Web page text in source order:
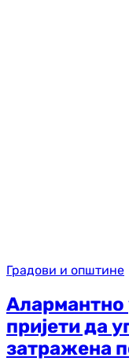
Градови и општине
пријети да
затражена